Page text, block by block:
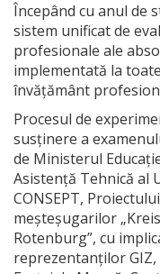
Începând cu anul de
sistem unificat de
profesionale ale
implementată la
învățământ
Procesul de
susținere a
de Ministerul
Asistență Tehnică al
CONSEPT,
meşteşugarilor
Rotenburg”, cu
reprezentanților